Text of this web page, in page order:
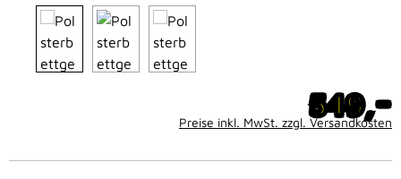
549,-
Preise inkl. MwSt. zzgl. Versandkosten